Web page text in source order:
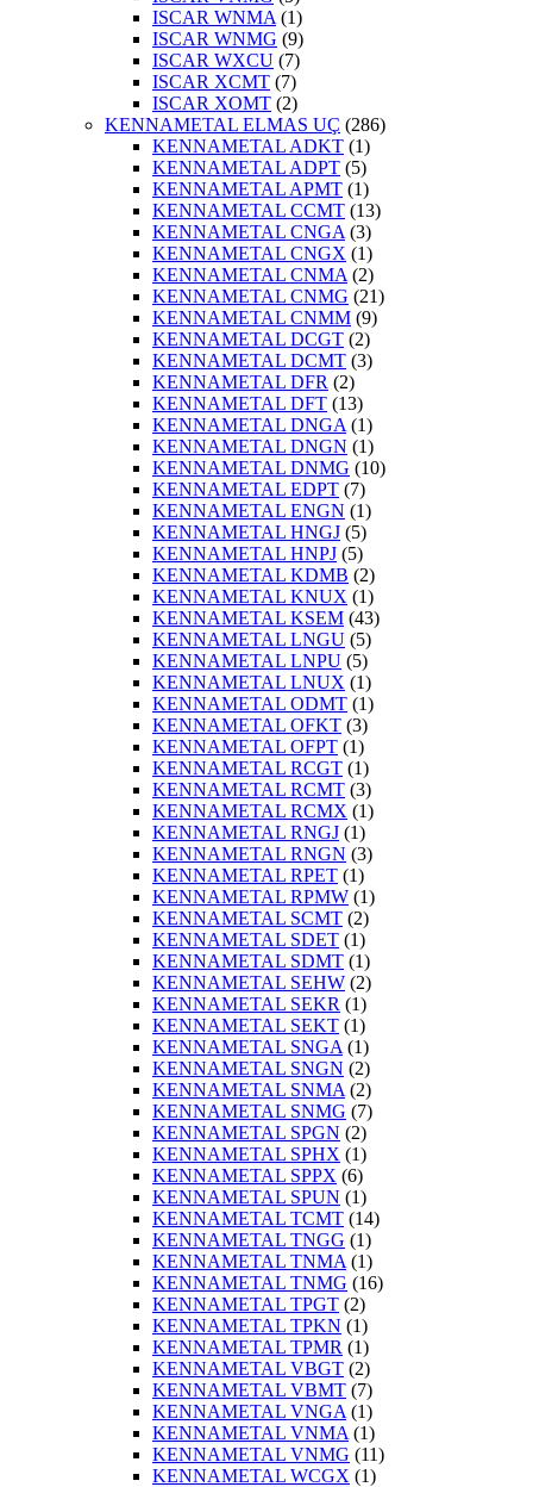
ISCAR WNMA (1)
ISCAR WNMG (9)
ISCAR WXCU (7)
ISCAR XCMT (7)
ISCAR XOMT (2)
KENNAMETAL ELMAS UÇ (286)
KENNAMETAL ADKT (1)
KENNAMETAL ADPT (5)
KENNAMETAL APMT (1)
KENNAMETAL CCMT (13)
KENNAMETAL CNGA (3)
KENNAMETAL CNGX (1)
KENNAMETAL CNMA (2)
KENNAMETAL CNMG (21)
KENNAMETAL CNMM (9)
KENNAMETAL DCGT (2)
KENNAMETAL DCMT (3)
KENNAMETAL DFR (2)
KENNAMETAL DFT (13)
KENNAMETAL DNGA (1)
KENNAMETAL DNGN (1)
KENNAMETAL DNMG (10)
KENNAMETAL EDPT (7)
KENNAMETAL ENGN (1)
KENNAMETAL HNGJ (5)
KENNAMETAL HNPJ (5)
KENNAMETAL KDMB (2)
KENNAMETAL KNUX (1)
KENNAMETAL KSEM (43)
KENNAMETAL LNGU (5)
KENNAMETAL LNPU (5)
KENNAMETAL LNUX (1)
KENNAMETAL ODMT (1)
KENNAMETAL OFKT (3)
KENNAMETAL OFPT (1)
KENNAMETAL RCGT (1)
KENNAMETAL RCMT (3)
KENNAMETAL RCMX (1)
KENNAMETAL RNGJ (1)
KENNAMETAL RNGN (3)
KENNAMETAL RPET (1)
KENNAMETAL RPMW (1)
KENNAMETAL SCMT (2)
KENNAMETAL SDET (1)
KENNAMETAL SDMT (1)
KENNAMETAL SEHW (2)
KENNAMETAL SEKR (1)
KENNAMETAL SEKT (1)
KENNAMETAL SNGA (1)
KENNAMETAL SNGN (2)
KENNAMETAL SNMA (2)
KENNAMETAL SNMG (7)
KENNAMETAL SPGN (2)
KENNAMETAL SPHX (1)
KENNAMETAL SPPX (6)
KENNAMETAL SPUN (1)
KENNAMETAL TCMT (14)
KENNAMETAL TNGG (1)
KENNAMETAL TNMA (1)
KENNAMETAL TNMG (16)
KENNAMETAL TPGT (2)
KENNAMETAL TPKN (1)
KENNAMETAL TPMR (1)
KENNAMETAL VBGT (2)
KENNAMETAL VBMT (7)
KENNAMETAL VNGA (1)
KENNAMETAL VNMA (1)
KENNAMETAL VNMG (11)
KENNAMETAL WCGX (1)